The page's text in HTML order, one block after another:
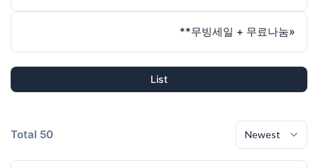
**무빙세일 + 무료나눔»
List
Total 50